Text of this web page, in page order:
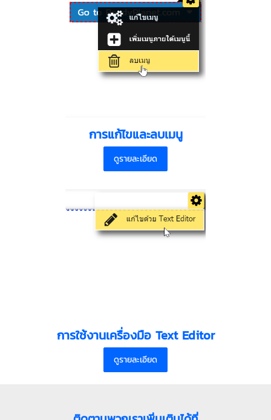
การแก้ไขและลบเมนู
ดูรายละเอียด
การใช้งานเครื่องมือ Text Editor
ดูรายละเอียด